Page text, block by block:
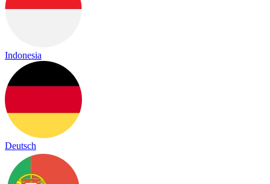
Indonesia
Deutsch